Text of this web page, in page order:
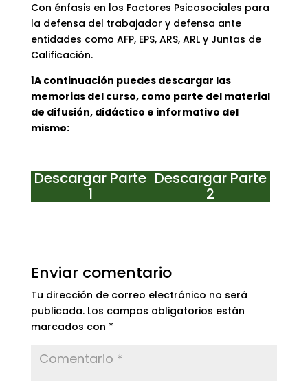
Con énfasis en los Factores Psicosociales para
la defensa del trabajador y defensa ante
entidades como AFP, EPS, ARS, ARL y Juntas de
Calificación.
1A continuación puedes descargar las
memorias del curso, como parte del material
de difusión, didáctico e informativo del
mismo:
Descargar Parte
1
Descargar Parte
2
Enviar comentario
Tu dirección de correo electrónico no será
publicada. Los campos obligatorios están
marcados con *